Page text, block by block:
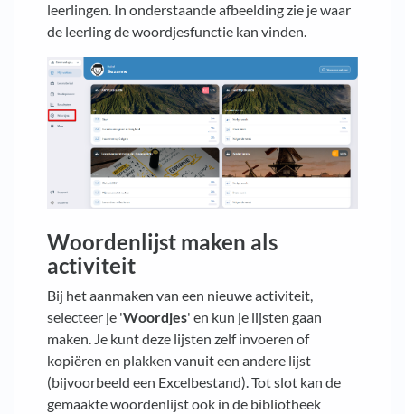
leerlingen. In onderstaande afbeelding zie je waar
de leerling de woordjesfunctie kan vinden.
Woordenlijst maken als
activiteit
Bij het aanmaken van een nieuwe activiteit,
selecteer je 'Woordjes' en kun je lijsten gaan
maken. Je kunt deze lijsten zelf invoeren of
kopiëren en plakken vanuit een andere lijst
(bijvoorbeeld een Excelbestand). Tot slot kan de
gemaakte woordenlijst ook in de bibliotheek